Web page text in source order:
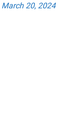
March 20, 2024